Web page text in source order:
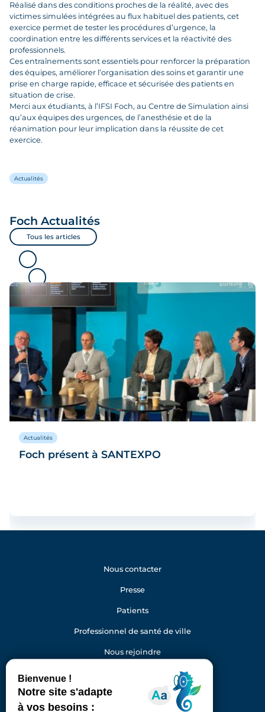
Réalisé dans des conditions proches de la réalité, avec des
victimes simulées intégrées au flux habituel des patients, cet
exercice permet de tester les procédures d’urgence, la
coordination entre les différents services et la réactivité des
professionnels.
Ces entraînements sont essentiels pour renforcer la préparation
des équipes, améliorer l’organisation des soins et garantir une
prise en charge rapide, efficace et sécurisée des patients en
situation de crise.
Merci aux étudiants, à l’IFSI Foch, au Centre de Simulation ainsi
qu’aux équipes des urgences, de l’anesthésie et de la
réanimation pour leur implication dans la réussite de cet
exercice.
Actualités
Foch Actualités
Tous les articles
Actualités
Foch présent à SANTEXPO
Nous contacter
Presse
Patients
Professionnel de santé de ville
Nous rejoindre